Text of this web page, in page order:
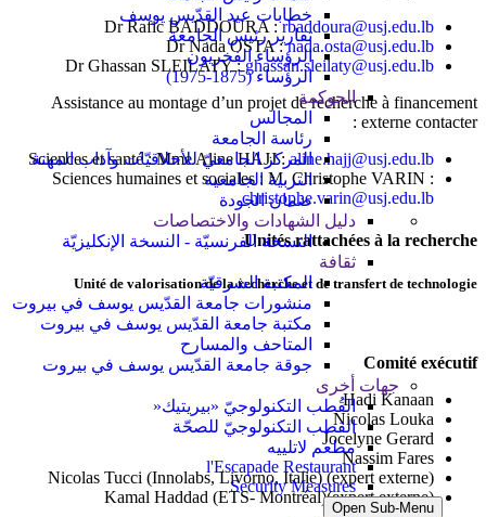
خطابات عيد القدّيس يوسف
تقارير رئيس الجامعة
الرؤساء الفخريون
الرؤساء (1875-1975)
الحوكمة
المجالس
رئاسة الجامعة
المركز الجامعيّ للأخلاقيّات وآداب المهنة
التربية الجامعية
ضمان الجودة
دليل الشهادات والاختصاصات
النسخة الفرنسيّة - النسخة الإنكليزيّة
ثقافة
المكتبة الشرقيّة
منشورات جامعة القدّيس يوسف في بيروت
مكتبة جامعة القدّيس يوسف في بيروت
المتاحف والمسارح
جوقة جامعة القدّيس يوسف في بيروت
جهات أخرى
القُطب التكنولوجيّ «بيريتيك«
القطب التكنولوجيّ للصحّة
مطعم لاتلييه
l'Escapade Restaurant
Security Measures
Open Sub-Menu
Dr Rafic BADDOURA :rbaddoura@usj.edu.lb
Dr Nada OSTA :nada.osta@usj.edu.lb
Dr Ghassan SLEILATY :ghassan.sleilaty@usj.edu.lb
Assistance au montage d’un projet de recherche à financement
externe contacter :
Sciences et santé : Mme Aline HAJJ :aline.hajj@usj.edu.lb
Sciences humaines et sociales : M. Christophe VARIN :
christophe.varin@usj.edu.lb
Unités rattachées à la recherche
Unité de valorisation de la recherche et de transfert de technologie
Comité exécutif
Hadi Kanaan
Nicolas Louka
Jocelyne Gerard
Nassim Fares
Nicolas Tucci (Innolabs, Livorno, Italie) (expert externe)
Kamal Haddad (ETS- Montréal)(expert externe)